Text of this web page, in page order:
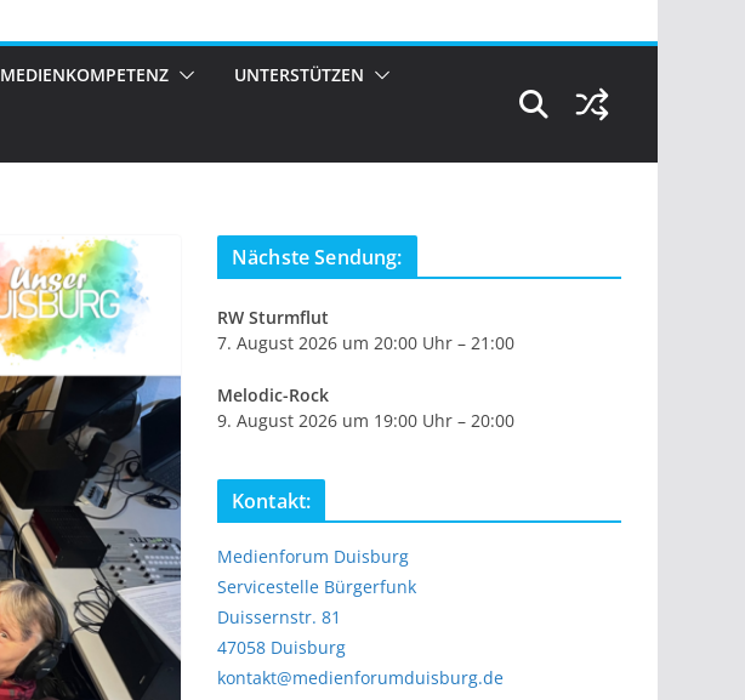
MEDIENKOMPETENZ UNTERSTÜTZEN
Nächste Sendung:
RW Sturmflut
7. August 2026 um 20:00 Uhr – 21:00
Melodic-Rock
9. August 2026 um 19:00 Uhr – 20:00
Kontakt:
Medienforum Duisburg
Servicestelle Bürgerfunk
Duissernstr. 81
47058 Duisburg
kontakt@medienforumduisburg.de